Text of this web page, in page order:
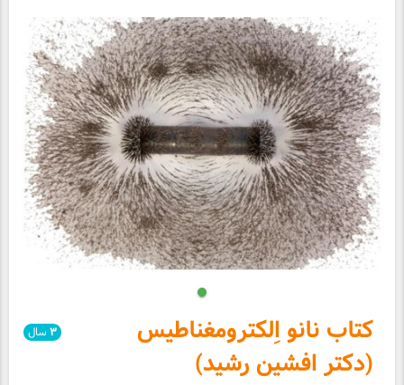
کتاب نانو اِلکترومغناطیس
(دکتر افشین رشید)
۳ سال